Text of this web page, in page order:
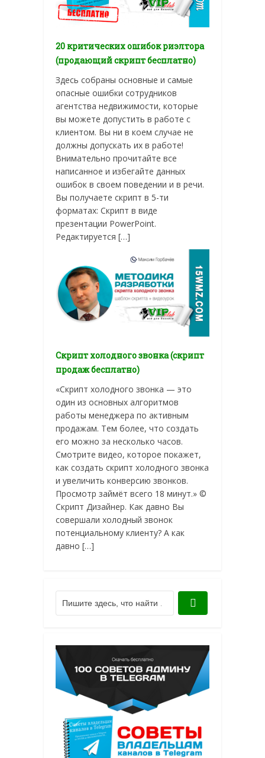
20 критических ошибок риэлтора
(продающий скрипт бесплатно)
Здесь собраны основные и самые
опасные ошибки сотрудников
агентства недвижимости, которые
вы можете допустить в работе с
клиентом. Вы ни в коем случае не
должны допускать их в работе!
Внимательно прочитайте все
написанное и избегайте данных
ошибок в своем поведении и в речи.
Вы получаете скрипт в 5-ти
форматах: Скрипт в виде
презентации PowerPoint.
Редактируется […]
Скрипт холодного звонка (скрипт
продаж бесплатно)
«Скрипт холодного звонка — это
один из основных алгоритмов
работы менеджера по активным
продажам. Тем более, что создать
его можно за несколько часов.
Смотрите видео, которое покажет,
как создать скрипт холодного звонка
и увеличить конверсию звонков.
Просмотр займёт всего 18 минут.» ©
Скрипт Дизайнер. Как давно Вы
совершали холодный звонок
потенциальному клиенту? А как
давно […]